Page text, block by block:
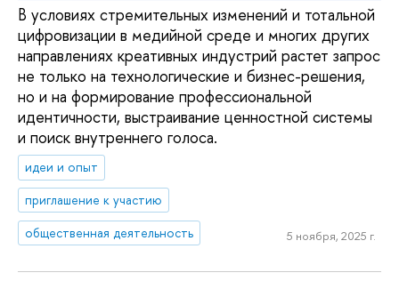
В условиях стремительных изменений и тотальной
цифровизации в медийной среде и многих других
направлениях креативных индустрий растет запрос
не только на технологические и бизнес-решения,
но и на формирование профессиональной
идентичности, выстраивание ценностной системы
и поиск внутреннего голоса.
идеи и опыт
приглашение к участию
общественная деятельность
5 ноября, 2025 г.